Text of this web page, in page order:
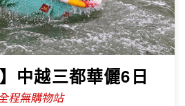
中越三都華儷6日
程無購物站